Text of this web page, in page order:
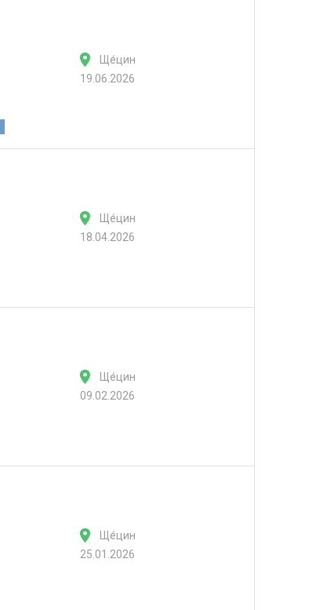
Ще́цин
19.06.2026
Ще́цин
18.04.2026
Ще́цин
09.02.2026
Ще́цин
25.01.2026